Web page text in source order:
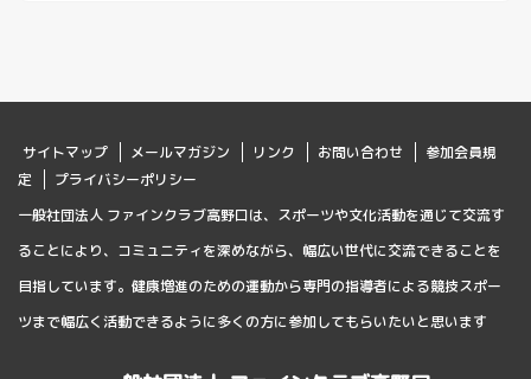
サイトマップ メールマガジン リンク お問い合わせ
参加会員規
定
プライバシーポリシー
一般社団法人 ファインクラブ高野口は、スポーツや文化活動を通じて交流す
ることにより、コミュニティを深めながら、幅広い世代に交流できることを
目指しています。健康増進のための運動から専門の指導者による競技スポー
ツまで幅広く活動できるように多くの方に参加してもらいたいと思います